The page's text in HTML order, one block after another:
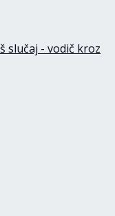
slučaj - vodič kroz